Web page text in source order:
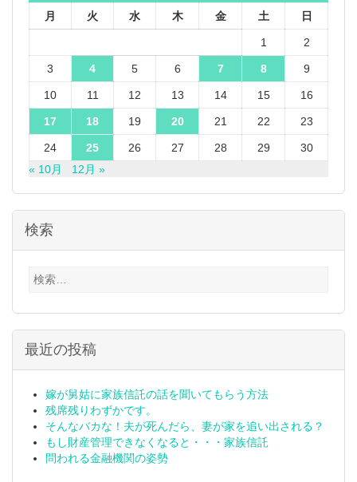
月 火 水 木 金 土 日
1 2
3 4 5 6 7 8 9
10 11 12 13 14 15 16
17 18 19 20 21 22 23
24 25 26 27 28 29
30
« 10月
12月 »
検索
検
最近の投稿
嫁が舅姑に家族信託の話を聞いてもらう方法
残席残りわずかです。
そんなバカな！夫が死んだら、妻が家を追い出される？
もし財産管理できなくなると・・・家族信託
問われる金融機関の姿勢